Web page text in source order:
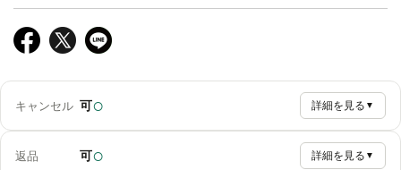
キャンセル 可○ 詳細を見る ▼
返品 可○ 詳細を見る ▼